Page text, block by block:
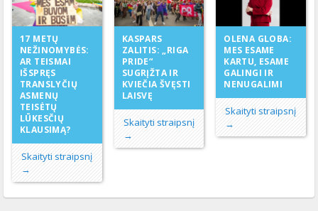
17 METŲ
NEŽINOMYBĖS:
AR TEISMAI
IŠSPRĘS
TRANSLYČIŲ
ASMENŲ
TEISĖTŲ
LŪKESČIŲ
KLAUSIMĄ?
Skaityti straipsnį
→
KASPARS
ZALITIS: „RIGA
PRIDE“
SUGRĮŽTA IR
KVIEČIA ŠVĘSTI
LAISVĘ
Skaityti straipsnį
→
OLENA GLOBA:
MES ESAME
KARTU, ESAME
GALINGI IR
NENUGALIMI
Skaityti straipsnį
→